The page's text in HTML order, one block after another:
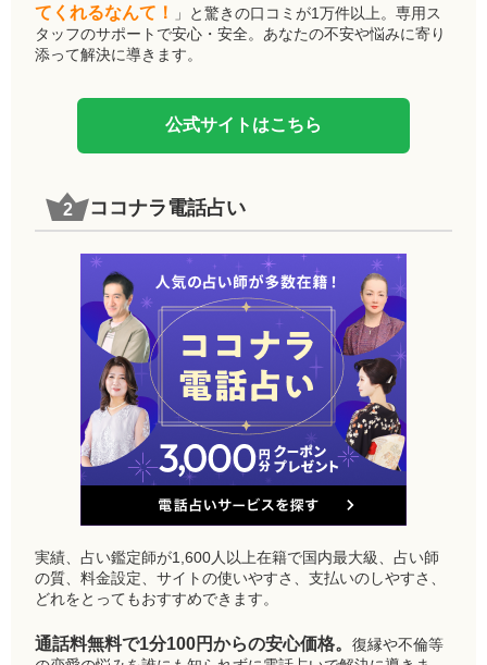
てくれるなんて！
」と驚きの口コミが1万件以上。専用ス
タッフのサポートで安心・安全。あなたの不安や悩みに寄り
添って解決に導きます。
公式サイトはこちら
ココナラ電話占い
実績、占い鑑定師が1,600人以上在籍で国内最大級、占い師
の質、料金設定、サイトの使いやすさ、支払いのしやすさ、
どれをとってもおすすめできます。
通話料無料で1分100円からの安心価格。復縁や不倫等